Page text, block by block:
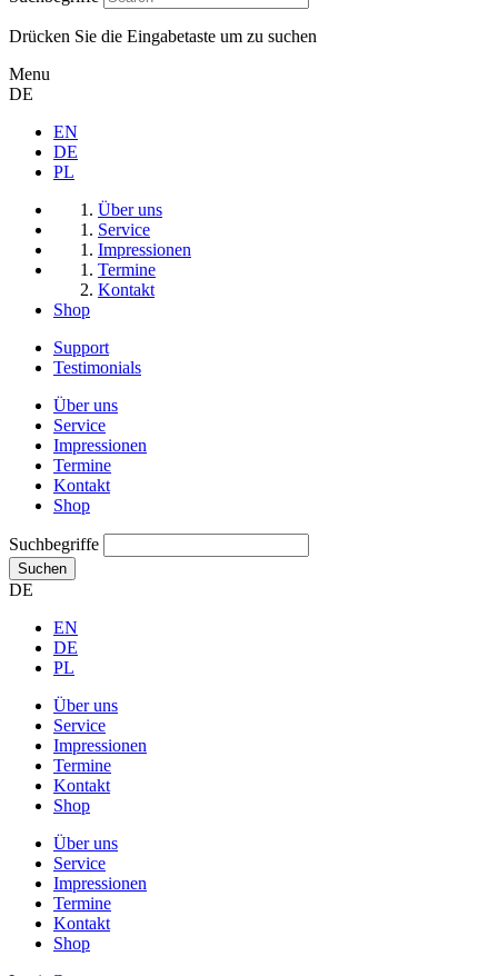
Drücken Sie die Eingabetaste um zu suchen
Menu
DE
EN
DE
PL
Über uns
Service
Impressionen
Termine
Kontakt
Shop
Support
Testimonials
Über uns
Service
Impressionen
Termine
Kontakt
Shop
Suchbegriffe
Suchen
DE
EN
DE
PL
Über uns
Service
Impressionen
Termine
Kontakt
Shop
Über uns
Service
Impressionen
Termine
Kontakt
Shop